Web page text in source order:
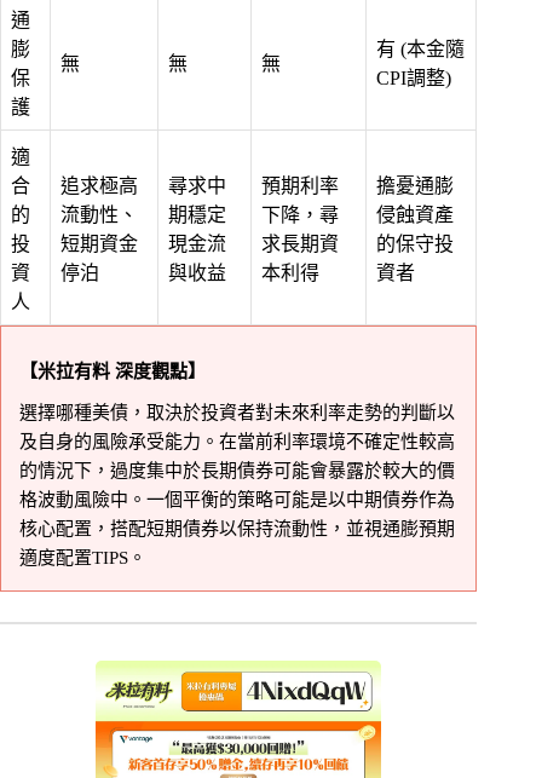
通
膨
保
護
無 無 無
有 (本金隨
CPI調整)
適
合
的
投
資
人
追求極高
流動性、
短期資金
停泊
尋求中
期穩定
現金流
與收益
預期利率
下降，尋
求長期資
本利得
擔憂通膨
侵蝕資產
的保守投
資者
【米拉有料 深度觀點】
選擇哪種美債，取決於投資者對未來利率走勢的判斷以
及自身的風險承受能力。在當前利率環境不確定性較高
的情況下，過度集中於長期債券可能會暴露於較大的價
格波動風險中。一個平衡的策略可能是以中期債券作為
核心配置，搭配短期債券以保持流動性，並視通膨預期
適度配置TIPS。